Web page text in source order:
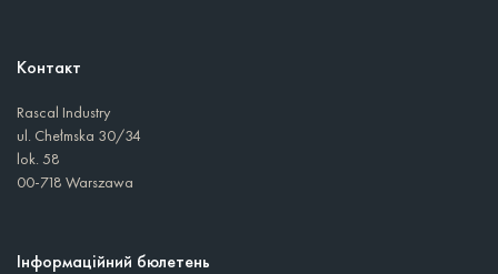
Контакт
Rascal Industry
ul. Chełmska 30/34
lok. 58
00-718 Warszawa
Інформаційний бюлетень